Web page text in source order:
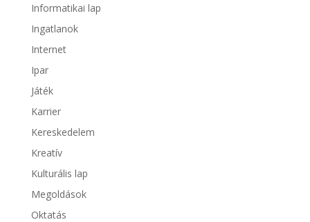
Informatikai lap
Ingatlanok
Internet
Ipar
Játék
Karrier
Kereskedelem
Kreatív
Kulturális lap
Megoldások
Oktatás